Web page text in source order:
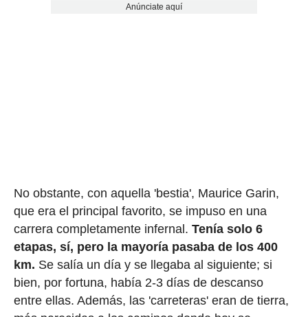
Anúnciate aquí
No obstante, con aquella 'bestia', Maurice Garin,
que era el principal favorito, se impuso en una
carrera completamente infernal. Tenía solo 6
etapas, sí, pero la mayoría pasaba de los 400
km. Se salía un día y se llegaba al siguiente; si
bien, por fortuna, había 2-3 días de descanso
entre ellas. Además, las 'carreteras' eran de tierra,